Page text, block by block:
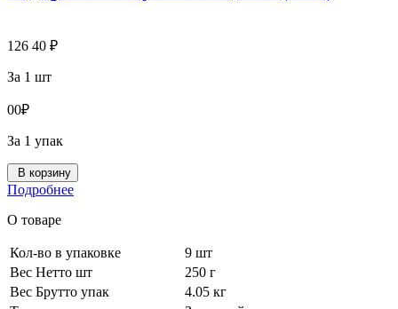
126 40 ₽
За 1 шт
00₽
За 1 упак
В корзину
Подробнее
О товаре
Кол-во в упаковке
9 шт
Вес Нетто шт
250 г
Вес Брутто упак
4.05 кг